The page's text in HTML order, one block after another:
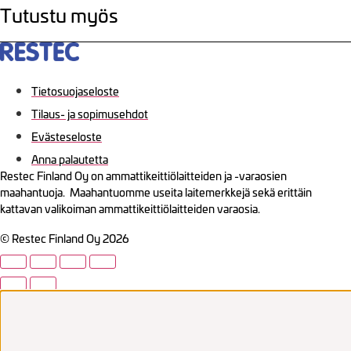
Tutustu myös
Tietosuojaseloste
Tilaus- ja sopimusehdot
Evästeseloste
Anna palautetta
Restec Finland Oy on ammattikeittiölaitteiden ja -varaosien
maahantuoja. Maahantuomme useita laitemerkkejä sekä erittäin
kattavan valikoiman ammattikeittiölaitteiden varaosia.
© Restec Finland Oy 2026